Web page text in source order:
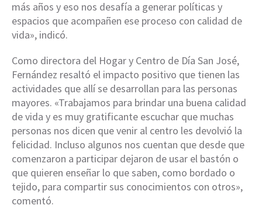
más años y eso nos desafía a generar políticas y
espacios que acompañen ese proceso con calidad de
vida», indicó.
Como directora del Hogar y Centro de Día San José,
Fernández resaltó el impacto positivo que tienen las
actividades que allí se desarrollan para las personas
mayores. «Trabajamos para brindar una buena calidad
de vida y es muy gratificante escuchar que muchas
personas nos dicen que venir al centro les devolvió la
felicidad. Incluso algunos nos cuentan que desde que
comenzaron a participar dejaron de usar el bastón o
que quieren enseñar lo que saben, como bordado o
tejido, para compartir sus conocimientos con otros»,
comentó.